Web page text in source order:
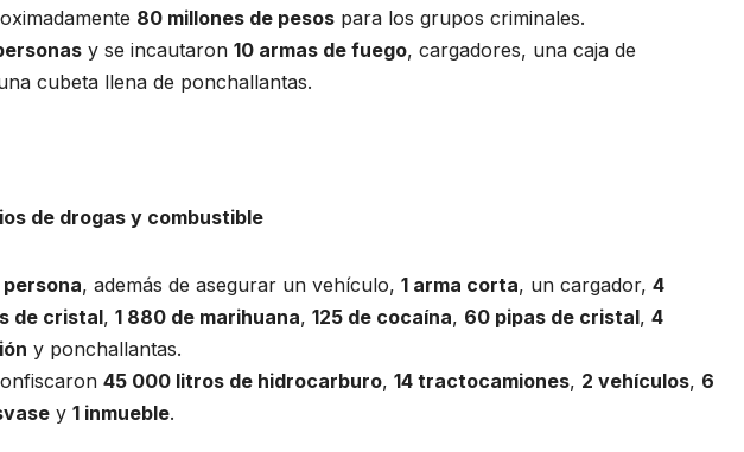
80 millones de pesos para los grupos criminales.
y se incautaron 10 armas de fuego, cargadores, una caja de
cubeta llena de ponchallantas.
de drogas y combustible
persona, además de asegurar un vehículo, 1 arma corta, un cargador, 4
de cristal, 1 880 de marihuana, 125 de cocaína, 60 pipas de cristal, 4
y ponchallantas.
45 000 litros de hidrocarburo, 14 tractocamiones, 2 vehículos, 6
y 1 inmueble.